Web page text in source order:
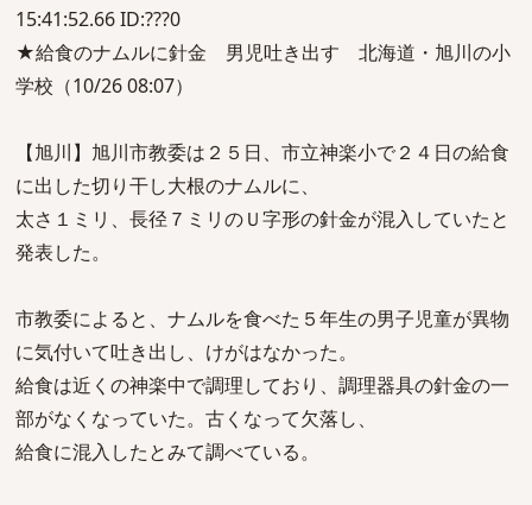
15:41:52.66 ID:???0
★給食のナムルに針金 男児吐き出す 北海道・旭川の小
学校（10/26 08:07）
【旭川】旭川市教委は２５日、市立神楽小で２４日の給食
に出した切り干し大根のナムルに、
太さ１ミリ、長径７ミリのＵ字形の針金が混入していたと
発表した。
市教委によると、ナムルを食べた５年生の男子児童が異物
に気付いて吐き出し、けがはなかった。
給食は近くの神楽中で調理しており、調理器具の針金の一
部がなくなっていた。古くなって欠落し、
給食に混入したとみて調べている。